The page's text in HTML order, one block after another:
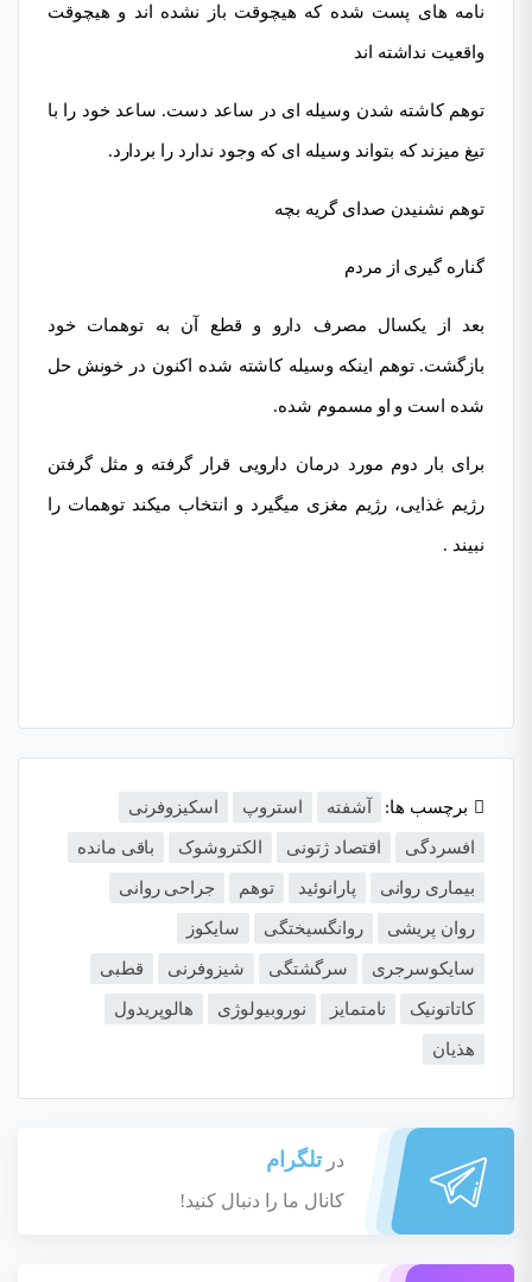
نامه های پست شده که هیچوقت باز نشده اند و هیچوقت
واقعیت نداشته اند
توهم کاشته شدن وسیله ای در ساعد دست. ساعد خود را با
تیغ میزند که بتواند وسیله ای که وجود ندارد را بردارد.
توهم نشنیدن صدای گریه بچه
گناره گیری از مردم
بعد از یکسال مصرف دارو و قطع آن به توهمات خود
بازگشت. توهم اینکه وسیله کاشته شده اکنون در خونش حل
شده است و او مسموم شده.
برای بار دوم مورد درمان دارویی قرار گرفته و مثل گرفتن
رژیم غذایی، رژیم مغزی میگیرد و انتخاب میکند توهمات را
نبیند .
برچسب ها: آشفته استروپ اسکیزوفرنی
افسردگی اقتصاد ژتونی الکتروشوک باقی مانده
بیماری روانی پارانوئید توهم جراحی روانی
روان پریشی روانگسیختگی سایکوز
سایکوسرجری سرگشتگی شیزوفرنی قطبی
کاتاتونیک نامتمایز نوروبیولوژی هالوپریدول
هذیان
در تلگرام
کانال ما را دنبال کنید!